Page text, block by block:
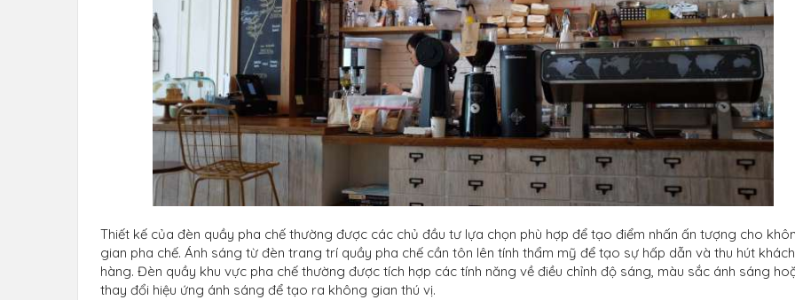
Thiết kế của đèn quầy pha chế thường được các chủ đầu tư lựa chọn phù hợp để tạo điểm nhấn ấn tượng cho
gian pha chế. Ánh sáng từ đèn trang trí quầy pha chế cần tôn lên tính thẩm mỹ để tạo sự hấp dẫn và thu hút khách
hàng. Đèn quầy khu vực pha chế thường được tích hợp các tính năng về điều chỉnh độ sáng, màu sắc ánh sáng
thay đổi hiệu ứng ánh sáng để tạo ra không gian thú vị.